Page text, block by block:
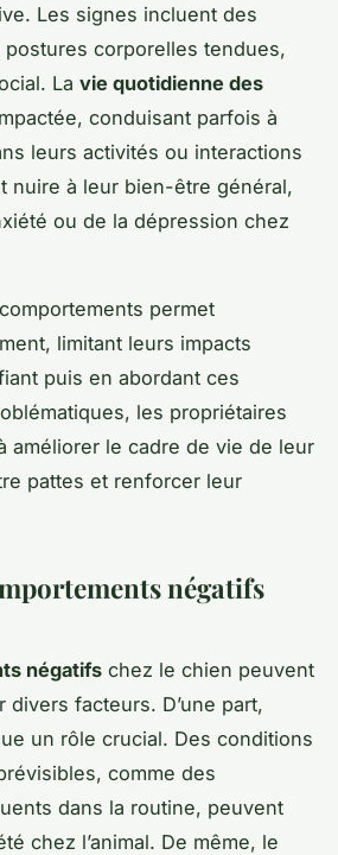
Les signes incluent des
corporelles tendues,
La vie quotidienne des
conduisant parfois à
leurs activités ou interactions
nuire à leur bien-être général,
ou de la dépression chez
permet
limitant leurs impacts
puis en abordant ces
les propriétaires
améliorer le cadre de vie de leur
pattes et renforcer leur
négatifs
négatifs chez le chien peuvent
facteurs. D’une part,
un rôle crucial. Des conditions
comme des
dans la routine, peuvent
chez l’animal. De même, le